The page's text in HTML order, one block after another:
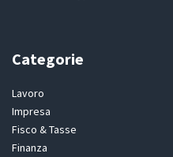
Categorie
Lavoro
Impresa
Fisco & Tasse
Finanza